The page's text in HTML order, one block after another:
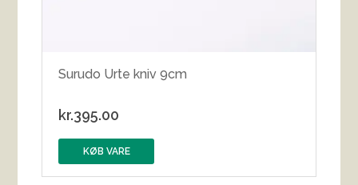
Surudo Urte kniv 9cm
kr.395.00
KØB VARE